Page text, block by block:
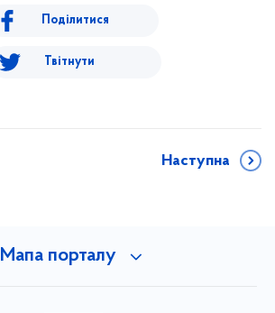
Поділитися
Твітнути
Наступна
Мапа порталу